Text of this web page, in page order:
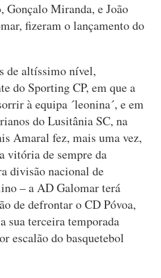
Gonçalo Miranda, e João
fizeram o lançamento do
de altíssimo nível,
do Sporting CP, em que a
à equipa ´leonina´, e em
do Lusitânia SC, na
Amaral fez, mais uma vez,
vitória de sempre da
divisão nacional de
– a AD Galomar terá
de defrontar o CD Póvoa,
sua terceira temporada
escalão do basquetebol